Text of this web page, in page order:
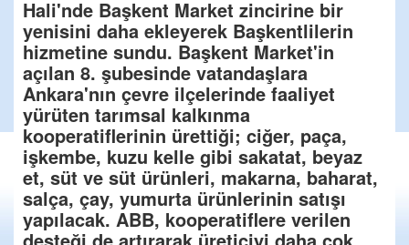
Hali'nde Başkent Market zincirine bir
yenisini daha ekleyerek Başkentlilerin
hizmetine sundu. Başkent Market'in
açılan 8. şubesinde vatandaşlara
Ankara'nın çevre ilçelerinde faaliyet
yürüten tarımsal kalkınma
kooperatiflerinin ürettiği; ciğer, paça,
işkembe, kuzu kelle gibi sakatat, beyaz
et, süt ve süt ürünleri, makarna, baharat,
salça, çay, yumurta ürünlerinin satışı
yapılacak. ABB, kooperatiflere verilen